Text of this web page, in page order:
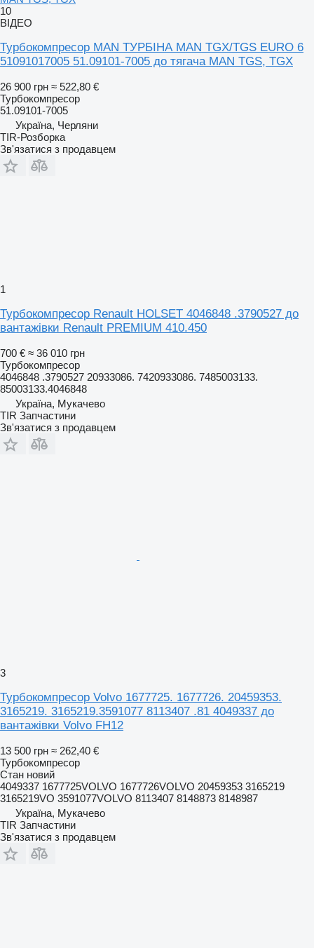
10
ВІДЕО
Турбокомпресор MAN ТУРБІНА MAN TGX/TGS EURO 6
51091017005 51.09101-7005 до тягача MAN TGS, TGX
26 900 грн ≈ 522,80 €
Турбокомпресор
51.09101-7005
Україна, Черляни
TIR-Розборка
Зв'язатися з продавцем
1
Турбокомпресор Renault HOLSET 4046848 .3790527 до
вантажівки Renault PREMIUM 410.450
700 € ≈ 36 010 грн
Турбокомпресор
4046848 .3790527 20933086. 7420933086. 7485003133.
85003133.4046848
Україна, Мукачево
TIR Запчастини
Зв'язатися з продавцем
3
Турбокомпресор Volvo 1677725. 1677726. 20459353.
3165219. 3165219.3591077 8113407 .81 4049337 до
вантажівки Volvo FH12
13 500 грн ≈ 262,40 €
Турбокомпресор
Стан новий
4049337 1677725VOLVO 1677726VOLVO 20459353 3165219
3165219VO 3591077VOLVO 8113407 8148873 8148987
Україна, Мукачево
TIR Запчастини
Зв'язатися з продавцем